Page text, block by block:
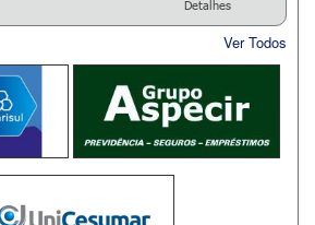
Detalhes
Ver Todos